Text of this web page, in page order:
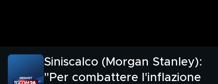
Siniscalco (Morgan Stanley):
"Per combattere l'inflazione